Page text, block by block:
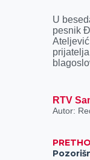
U
pesnik
RTV
Autor: